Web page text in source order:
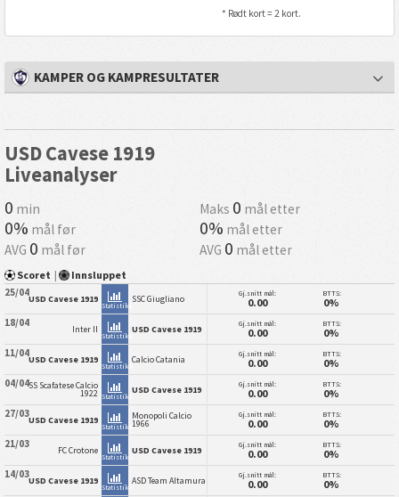
* Rødt kort = 2 kort.
KAMPER OG KAMPRESULTATER
USD Cavese 1919
Liveanalyser
0 min Maks 0 mål etter
0% mål før 0% mål etter
AVG 0 mål før AVG 0 mål etter
Scoret | Innsluppet
25/04USD Cavese 1919
Statistikk
SSC Giugliano Gj.snitt mål:
0.00
BTTS:
0%
18/04 Inter II
Statistikk
USD Cavese 1919 Gj.snitt mål:
0.00
BTTS:
0%
11/04USD Cavese 1919
Statistikk
Calcio Catania Gj.snitt mål:
0.00
BTTS:
0%
04/04SS Scafatese Calcio
1922 Statistikk
USD Cavese 1919 Gj.snitt mål:
0.00
BTTS:
0%
27/03USD Cavese 1919
Statistikk
Monopoli Calcio
1966
Gj.snitt mål:
0.00
BTTS:
0%
21/03 FC Crotone
Statistikk
USD Cavese 1919 Gj.snitt mål:
0.00
BTTS:
0%
14/03USD Cavese 1919
Statistikk
ASD Team Altamura Gj.snitt mål:
0.00
BTTS:
0%